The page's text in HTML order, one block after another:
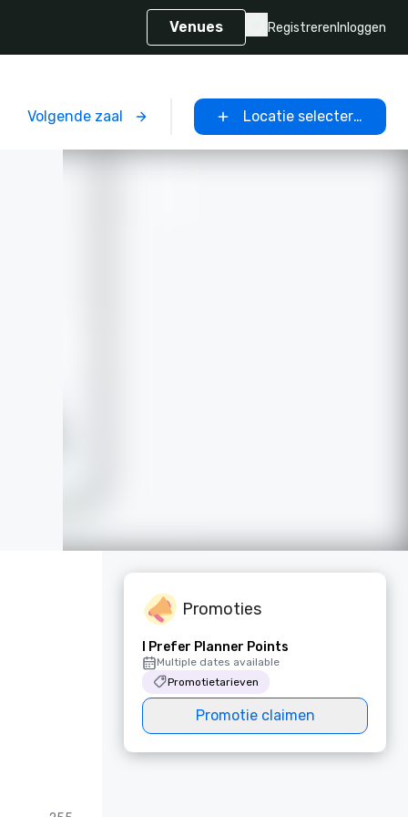
Venues Registreren Inloggen
Volgende zaal Locatie selecteren
Promoties
I Prefer Planner Points
Multiple dates available
Promotietarieven
Promotie claimen